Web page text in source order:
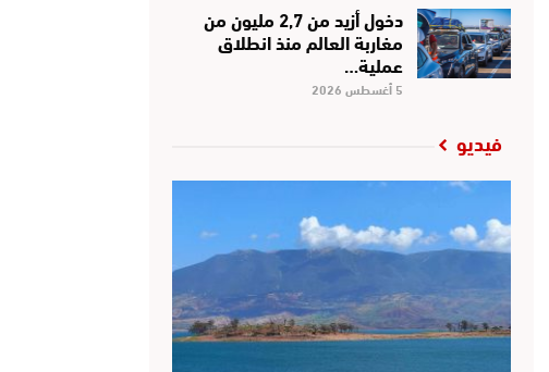
دخول أزيد من 2,7 مليون من
مغاربة العالم منذ انطلاق
عملية…
5 أغسطس 2026
فيديو